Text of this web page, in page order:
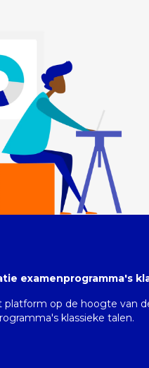
examenprogramma's
platform op de hoogte van
klassieke talen.